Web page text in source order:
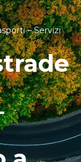
– Servizi